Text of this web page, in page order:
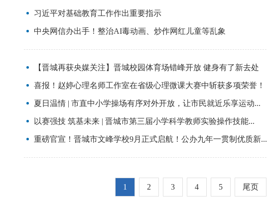
习近平对基础教育工作作出重要指示
中央网信办出手！整治AI毒动画、炒作网红儿童等乱象
【晋城再获央媒关注】晋城校园体育场错峰开放 健身有了新去处
喜报！赵婷心理名师工作室在省级心理微课大赛中斩获多项荣誉！
夏日温情 | 市直中小学操场有序对外开放，让市民就近乐享运动...
以赛强技 筑基未来 | 晋城市第三届小学科学教师实验操作技能...
重磅官宣！晋城市文峰学校9月正式启航！公办九年一贯制优质新...
1 2 3 4 5 尾页